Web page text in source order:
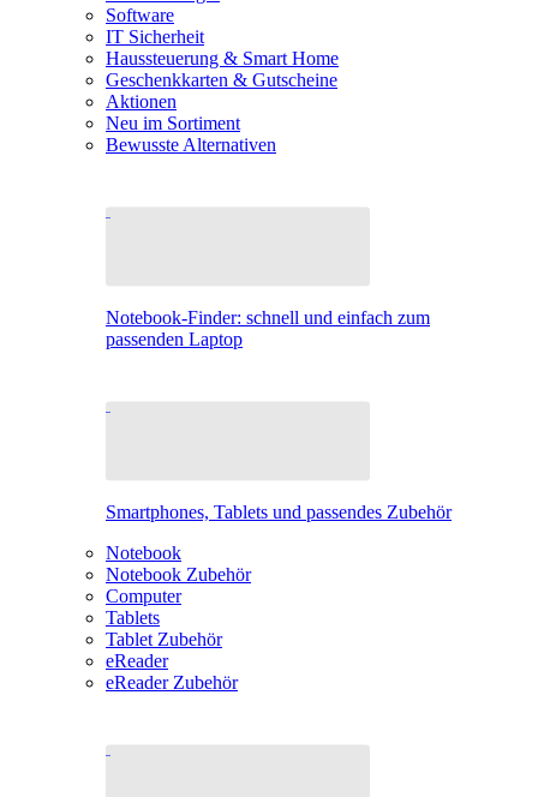
Software
IT Sicherheit
Haussteuerung & Smart Home
Geschenkkarten & Gutscheine
Aktionen
Neu im Sortiment
Bewusste Alternativen
Notebook-Finder: schnell und einfach zum
passenden Laptop
Smartphones, Tablets und passendes Zubehör
Notebook
Notebook Zubehör
Computer
Tablets
Tablet Zubehör
eReader
eReader Zubehör